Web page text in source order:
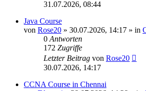
31.07.2026, 08:44
Java Course
von Rose20 » 30.07.2026, 14:17 » in
0 Antworten
172 Zugriffe
Letzter Beitrag von Rose20
30.07.2026, 14:17
CCNA Course in Chennai